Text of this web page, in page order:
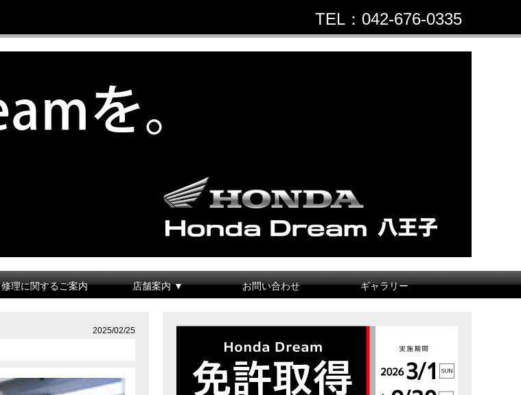
TEL：042-676-0335
修理に関するご案内 店舗案内 ▼ お問い合わせ ギャラリー
2025/02/25